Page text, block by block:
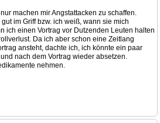
machen mir Angstattacken zu schaffen.
im Griff bzw. ich weiß, wann sie mich
ich einen Vortrag vor Dutzenden Leuten halten
Da ich aber schon eine Zeitlang
ansteht, dachte ich, ich könnte ein paar
nach dem Vortrag wieder absetzen.
nehmen.